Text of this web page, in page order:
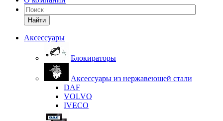
Найти
Аксессуары
Блокираторы
Аксессуары из нержавеющей стали
DAF
VOLVO
IVECO